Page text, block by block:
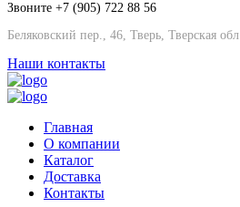
Звоните +7 (905) 722 88 56
Беляковский пер., 46, Тверь, Тверская обл
Наши контакты
Главная
О компании
Каталог
Доставка
Контакты